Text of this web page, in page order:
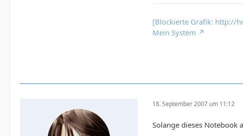
[Blockierte Grafik: http://
Mein System
18. September 2007 um 11:12
Solange dieses Notebook